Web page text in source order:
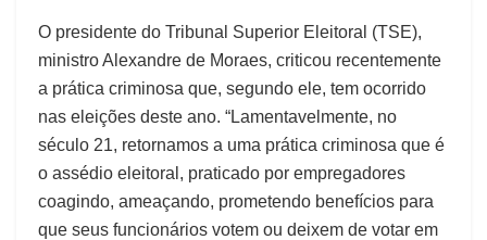
O presidente do Tribunal Superior Eleitoral (TSE),
ministro Alexandre de Moraes, criticou recentemente
a prática criminosa que, segundo ele, tem ocorrido
nas eleições deste ano. “Lamentavelmente, no
século 21, retornamos a uma prática criminosa que é
o assédio eleitoral, praticado por empregadores
coagindo, ameaçando, prometendo benefícios para
que seus funcionários votem ou deixem de votar em